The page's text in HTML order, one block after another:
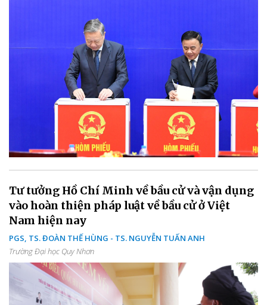
Tư tưởng Hồ Chí Minh về bầu cử và vận dụng
vào hoàn thiện pháp luật về bầu cử ở Việt
Nam hiện nay
PGS, TS. ĐOÀN THẾ HÙNG - TS. NGUYỄN TUẤN ANH
Trường Đại học Quy Nhơn